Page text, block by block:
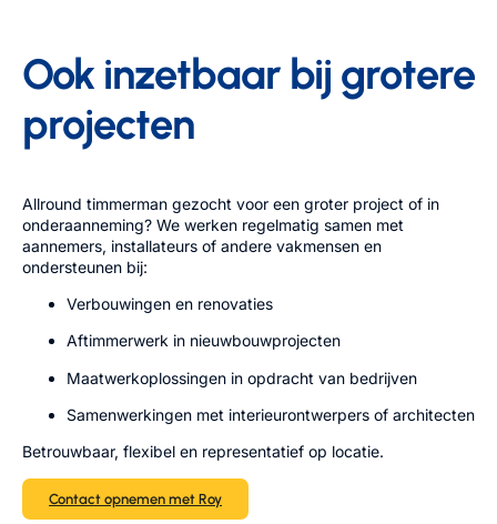
Ook inzetbaar bij grotere
projecten
Allround timmerman gezocht voor een groter project of in
onderaanneming? We werken regelmatig samen met
aannemers, installateurs of andere vakmensen en
ondersteunen bij:
Verbouwingen en renovaties
Aftimmerwerk in nieuwbouwprojecten
Maatwerkoplossingen in opdracht van bedrijven
Samenwerkingen met interieurontwerpers of architecten
Betrouwbaar, flexibel en representatief op locatie.
Contact opnemen met Roy